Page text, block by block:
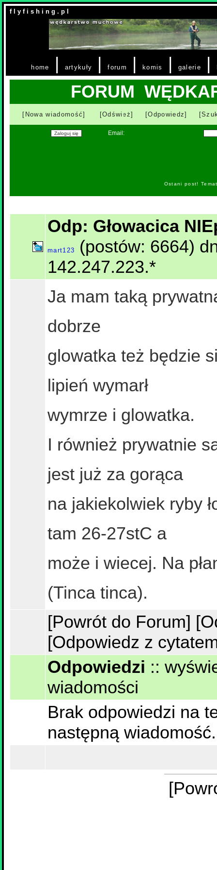
f l y f i s h i n g . p l
home | artykuły |forum | komis | galerie |
FORUM
[Nowa wiadomość] [Odśwież] [Odpowiedz]
Email:
Ostani post!
Odp: Głowacica
mart123
(postów: 6664)
142.247.223.*
Ja mam taką
dobrze
glowatka też będzie
lipień wymarł
wymrze i glowatka.
I również prywatnie
jest już za gorąca
na jakiekolwiek ryby
tam 26-27stC a
może i wiecej. Na
(Tinca tinca).
[Powrót do Forum]
[Odpowiedz z
Odpowiedzi ::
wiadomości
Brak odpowiedzi na
następną wiadomość.